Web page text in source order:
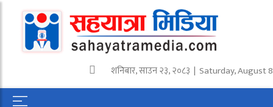
शनिबार,साउन२३,२०८३ | Saturday, August